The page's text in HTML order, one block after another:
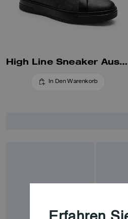
High Line Sneaker Aus Signature-Canvas
In Den Warenkorb